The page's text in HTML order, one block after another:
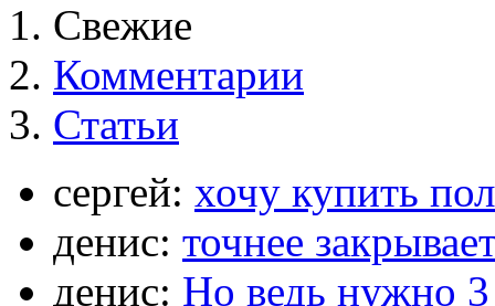
Свежие
Комментарии
Статьи
сергей: хочу купить
денис: точнее
денис: Но ведь нужно 3